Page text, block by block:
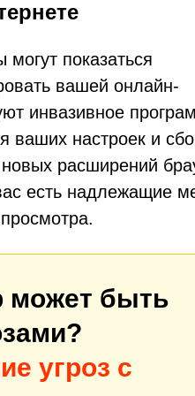
показаться
вашей онлайн-
инвазивное
ваших настроек и
расширений
есть надлежащие
может быть
угроз с